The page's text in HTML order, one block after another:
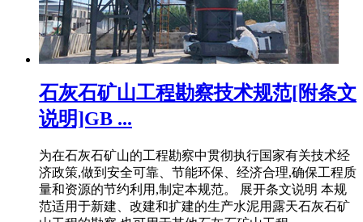
石灰石矿山工程勘察技术规范[附条文
说明]GB ...
为在石灰石矿山的工程勘察中贯彻执行国家有关技术经
济政策,做到安全可靠、节能环保、经济合理,确保工程质
量和资源的节约利用,制定本规范。 展开条文说明 本规
范适用于新建、改建和扩建的生产水泥用露天石灰石矿